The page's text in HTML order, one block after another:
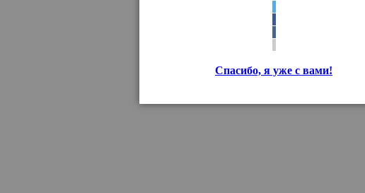
Спасибо, я уже с вами!